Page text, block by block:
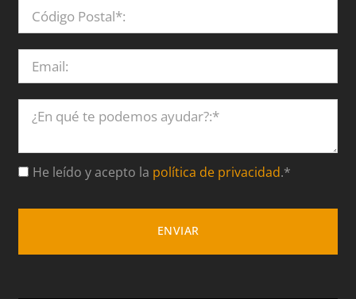
He leído y acepto la política de privacidad.*
ENVIAR